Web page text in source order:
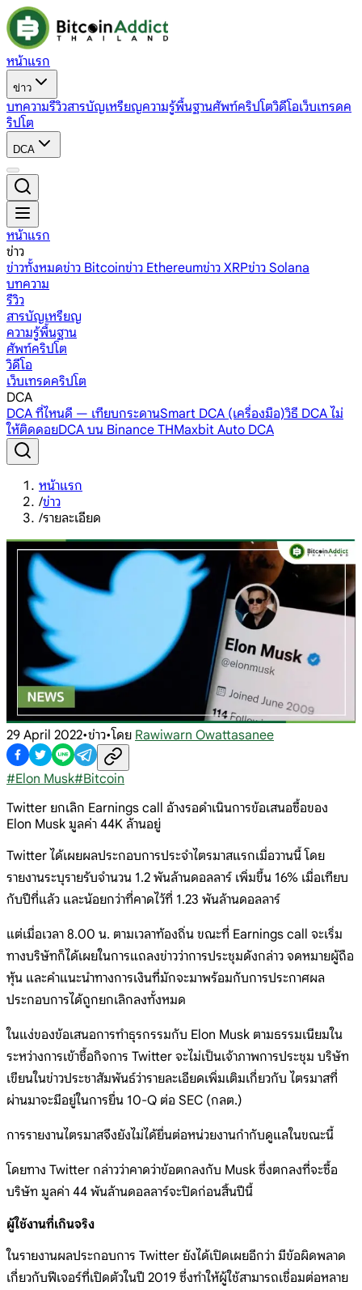
หน้าแรก
ข่าว
บทความรีวิวสารบัญเหรียญความรู้พื้นฐานศัพท์คริปโตวิดีโอเว็บเทรดค
ริปโต
DCA
หน้าแรก
ข่าว
ข่าวทั้งหมดข่าว Bitcoinข่าว Ethereumข่าว XRPข่าว Solana
บทความ
รีวิว
สารบัญเหรียญ
ความรู้พื้นฐาน
ศัพท์คริปโต
วิดีโอ
เว็บเทรดคริปโต
DCA
DCA ที่ไหนดี — เทียบกระดานSmart DCA (เครื่องมือ)วิธี DCA ไม่
ให้ติดดอยDCA บน Binance THMaxbit Auto DCA
หน้าแรก
/ข่าว
/รายละเอียด
29 April 2022•ข่าว•โดย Rawiwarn Owattasanee
#Elon Musk#Bitcoin
Twitter ยกเลิก Earnings call อ้างรอดำเนินการข้อเสนอซื้อของ
Elon Musk มูลค่า 44K ล้านอยู่
Twitter ได้เผยผลประกอบการประจำไตรมาสแรกเมื่อวานนี้ โดย
รายงานระบุรายรับจำนวน 1.2 พันล้านดอลลาร์ เพิ่มขึ้น 16% เมื่อเทียบ
กับปีที่แล้ว และน้อยกว่าที่คาดไว้ที่ 1.23 พันล้านดอลลาร์
แต่เมื่อเวลา 8.00 น. ตามเวลาท้องถิ่น ขณะที่ Earnings call จะเริ่ม
ทางบริษัทก็ได้เผยในการแถลงข่าวว่าการประชุมดังกล่าว จดหมายผู้ถือ
หุ้น และคำแนะนำทางการเงินที่มักจะมาพร้อมกับการประกาศผล
ประกอบการได้ถูกยกเลิกลงทั้งหมด
ในแง่ของข้อเสนอการทำธุรกรรมกับ Elon Musk ตามธรรมเนียมใน
ระหว่างการเข้าซื้อกิจการ Twitter จะไม่เป็นเจ้าภาพการประชุม บริษัท
เขียนในข่าวประชาสัมพันธ์ว่ารายละเอียดเพิ่มเติมเกี่ยวกับ ไตรมาสที่
ผ่านมาจะมีอยู่ในการยื่น 10-Q ต่อ SEC (กลต.)
การรายงานไตรมาสจึงยังไม่ได้ยื่นต่อหน่วยงานกำกับดูแลในขณะนี้
โดยทาง Twitter กล่าวว่าคาดว่าข้อตกลงกับ Musk ซึ่งตกลงที่จะซื้อ
บริษัท มูลค่า 44 พันล้านดอลลาร์จะปิดก่อนสิ้นปีนี้
ผู้ใช้งานที่เกินจริง
ในรายงานผลประกอบการ Twitter ยังได้เปิดเผยอีกว่า มีข้อผิดพลาด
เกี่ยวกับฟีเจอร์ที่เปิดตัวในปี 2019 ซึ่งทำให้ผู้ใช้สามารถเชื่อมต่อหลาย